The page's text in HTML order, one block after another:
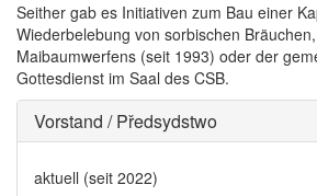
Seither gab es Initiativen zum Bau einer
Wiederbelebung von sorbischen
Maibaumwerfens (seit 1993) oder der
Gottesdienst im Saal des CSB.
Vorstand / Předsydstwo
aktuell (seit 2022)